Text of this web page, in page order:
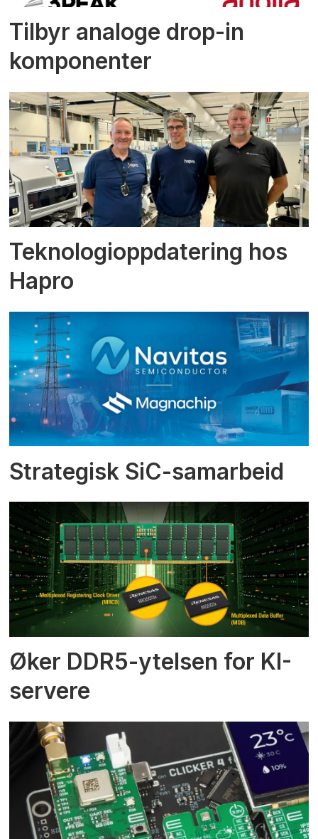
Tilbyr analoge drop-in
komponenter
Teknologioppdatering hos
Hapro
Strategisk SiC-samarbeid
Øker DDR5-ytelsen for KI-
servere